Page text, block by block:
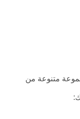
متنوعة من